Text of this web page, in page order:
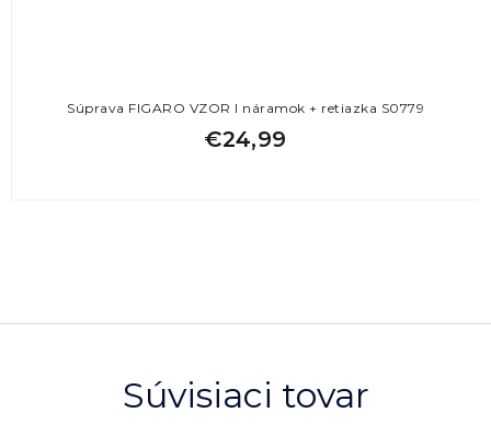
Súvisiaci tovar
Súprava FIGARO VZOR I náramok + retiazka S0779
€24,99